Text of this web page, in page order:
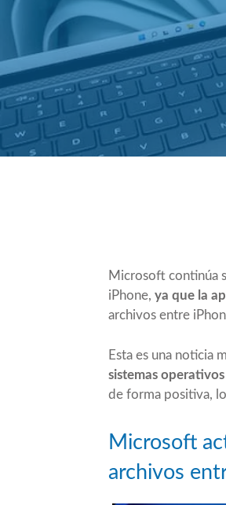
Microsoft continúa
iPhone, ya que la
archivos entre
Esta es una noticia
sistemas
de forma positiva,
Microsoft
archivos